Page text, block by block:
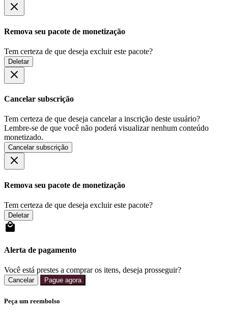
Remova seu pacote de monetização
Tem certeza de que deseja excluir este pacote?
Deletar
Cancelar subscrição
Tem certeza de que deseja cancelar a inscrição deste usuário?
Lembre-se de que você não poderá visualizar nenhum conteúdo
monetizado.
Cancelar subscrição
Remova seu pacote de monetização
Tem certeza de que deseja excluir este pacote?
Deletar
Alerta de pagamento
Você está prestes a comprar os itens, deseja prosseguir?
Cancelar Pague agora
Peça um reembolso